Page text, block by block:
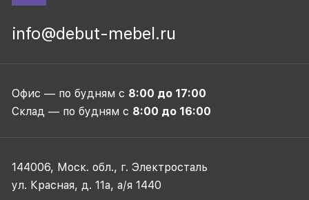
info@debut-mebel.ru
Офис — по будням с 8:00 до 17:00
Склад — по будням с 8:00 до 16:00
144006, Моск. обл., г. Электросталь
ул. Красная, д. 11а, а/я 1440